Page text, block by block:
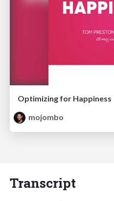
Optimizing for Happiness
mojombo
Transcript